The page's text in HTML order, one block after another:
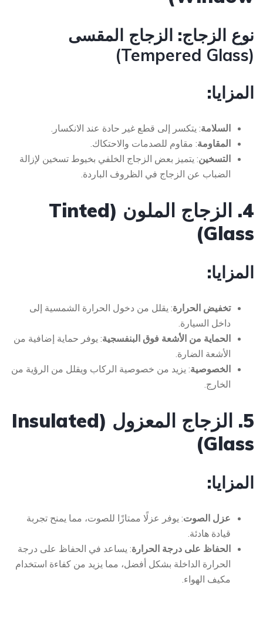
نوع الزجاج: الزجاج المقسى
(Tempered Glass)
المزايا:
السلامة: يتكسر إلى قطع غير حادة عند الانكسار.
المقاومة: مقاوم للصدمات والاحتكاك.
التسخين: يتميز بعض الزجاج الخلفي بخيوط تسخين لإزالة
الضباب عن الزجاج في الظروف الباردة.
4. الزجاج الملون (Tinted
Glass)
المزايا:
تخفيض الحرارة: يقلل من دخول الحرارة الشمسية إلى
داخل السيارة.
الحماية من الأشعة فوق البنفسجية: يوفر حماية إضافية من
الأشعة الضارة.
الخصوصية: يزيد من خصوصية الركاب ويقلل من الرؤية من
الخارج.
5. الزجاج المعزول (Insulated
Glass)
المزايا:
عزل الصوت: يوفر عزلًا ممتازًا للصوت، مما يمنح تجربة
قيادة هادئة.
الحفاظ على درجة الحرارة: يساعد في الحفاظ على درجة
الحرارة الداخلة بشكل أفضل، مما يزيد من كفاءة استخدام
مكيف الهواء.